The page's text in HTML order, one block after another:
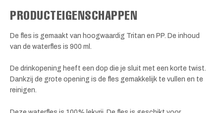
PRODUCTEIGENSCHAPPEN
De fles is gemaakt van hoogwaardig Tritan en PP. De inhoud
van de waterfles is 900 ml.
De drinkopening heeft een dop die je sluit met een korte twist.
Dankzij de grote opening is de fles gemakkelijk te vullen en te
reinigen.